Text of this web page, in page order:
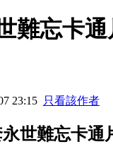
難忘卡通
23:15 只看該作者
世難忘卡通